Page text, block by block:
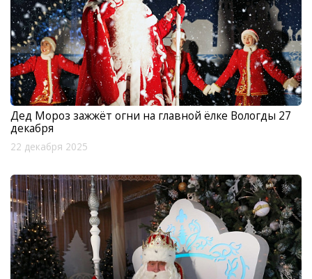
Дед Мороз зажжёт огни на главной ёлке Вологды 27
декабря
22 декабря 2025